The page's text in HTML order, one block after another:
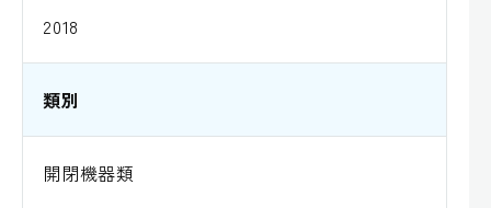
2018
類別
開閉機器類